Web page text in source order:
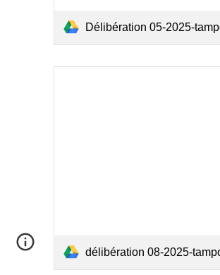
Délibération 05-2025-
délibération 08-2025-